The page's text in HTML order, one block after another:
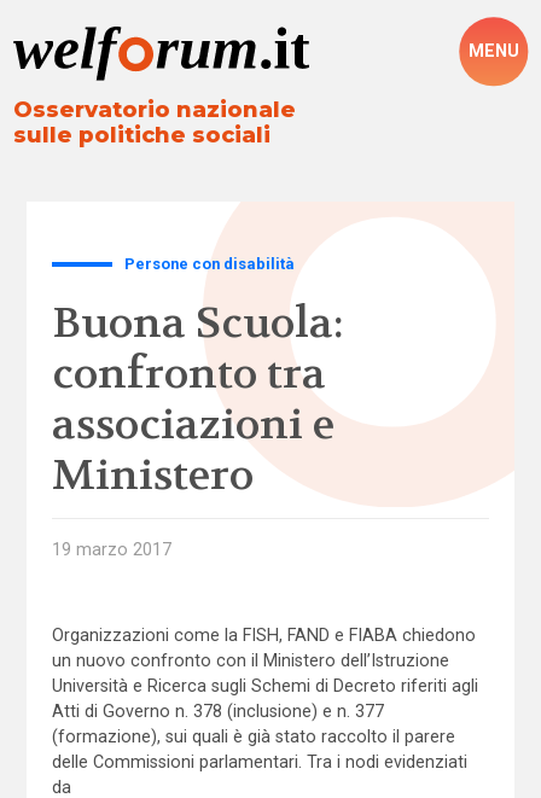
Osservatorio nazionale
sulle politiche sociali
MENU
Persone con disabilità
Buona Scuola:
confronto tra
associazioni e
Ministero
19 marzo 2017
Organizzazioni come la FISH, FAND e FIABA chiedono
un nuovo confronto con il Ministero dell’Istruzione
Università e Ricerca sugli Schemi di Decreto riferiti agli
Atti di Governo n. 378 (inclusione) e n. 377
(formazione), sui quali è già stato raccolto il parere
delle Commissioni parlamentari. Tra i nodi evidenziati
da